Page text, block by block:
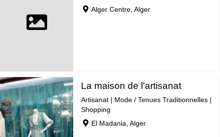
Alger Centre, Alger
La maison de l'artisanat
Artisanat | Mode / Tenues Traditionnelles |
Shopping
El Madania, Alger